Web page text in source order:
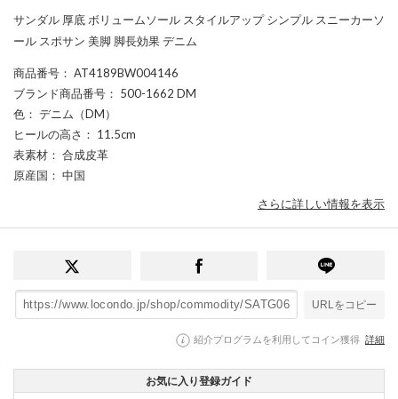
サンダル 厚底 ボリュームソール スタイルアップ シンプル スニーカーソ
ール スポサン 美脚 脚長効果 デニム
商品番号 ： AT4189BW004146
ブランド商品番号 ： 500-1662 DM
色 ： デニム（DM）
ヒールの高さ ： 11.5cm
表素材 ： 合成皮革
原産国 ： 中国
さらに詳しい情報を表示
URLをコピー
紹介プログラムを利用してコイン獲得 詳細
お気に入り登録ガイド